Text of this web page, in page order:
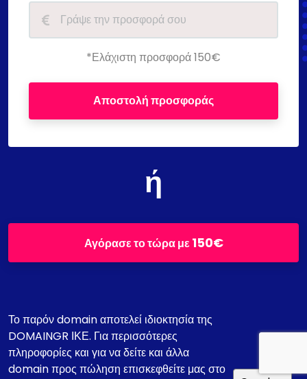
*Ελάχιστη προσφορά 150€
Αποστολή προσφοράς
ή
Αγόρασε το τώρα με150€
Το παρόν domain αποτελεί ιδιοκτησία της
DOMAINGR ΙΚΕ. Για περισσότερες
πληροφορίες και για να δείτε και άλλα
domain προς πώληση επισκεφθείτε μας στο